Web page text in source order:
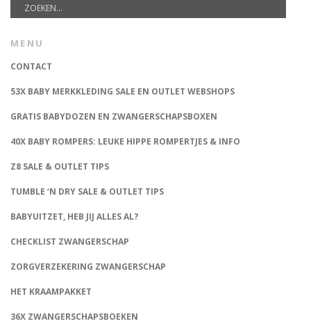
MENU
CONTACT
53X BABY MERKKLEDING SALE EN OUTLET WEBSHOPS
GRATIS BABYDOZEN EN ZWANGERSCHAPSBOXEN
40X BABY ROMPERS: LEUKE HIPPE ROMPERTJES & INFO
Z8 SALE & OUTLET TIPS
TUMBLE ‘N DRY SALE & OUTLET TIPS
BABYUITZET, HEB JIJ ALLES AL?
CHECKLIST ZWANGERSCHAP
ZORGVERZEKERING ZWANGERSCHAP
HET KRAAMPAKKET
36X ZWANGERSCHAPSBOEKEN